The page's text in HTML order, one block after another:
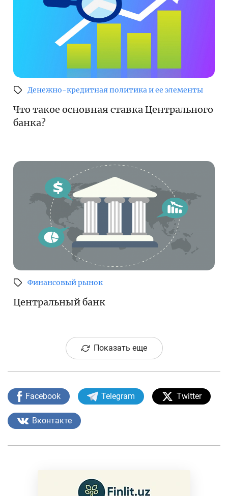
Денежно-кредитная политика и ее элементы
Что такое основная ставка Центрального
банка?
Финансовый рынок
Центральный банк
Показать еще
Facebook Telegram Twitter
Вконтакте